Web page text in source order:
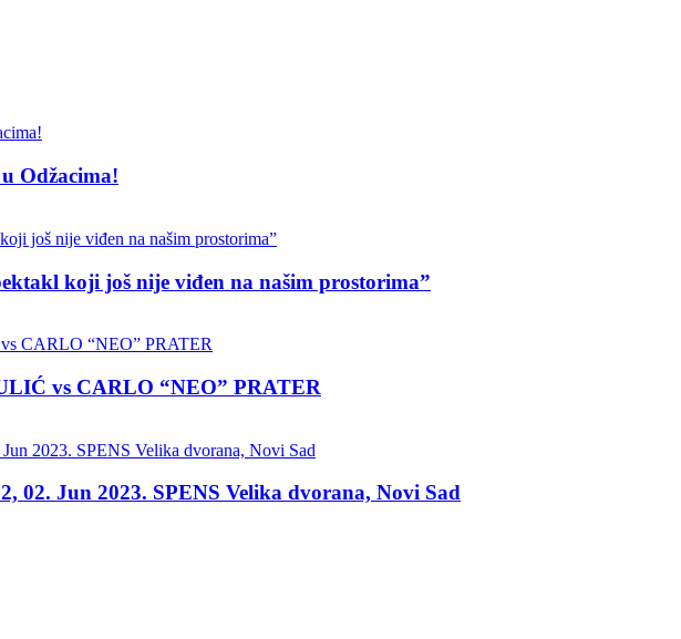
Odžacima!
koji još nije viđen na našim prostorima”
vs CARLO “NEO” PRATER
02. Jun 2023. SPENS Velika dvorana, Novi Sad